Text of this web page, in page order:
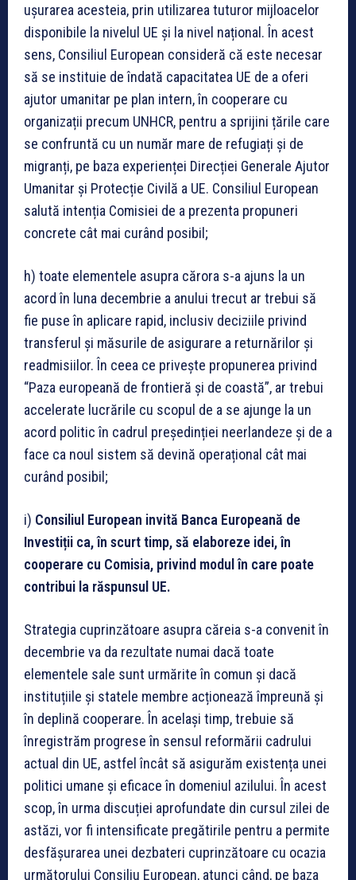
ușurarea acesteia, prin utilizarea tuturor mijloacelor
disponibile la nivelul UE și la nivel național. În acest
sens, Consiliul European consideră că este necesar
să se instituie de îndată capacitatea UE de a oferi
ajutor umanitar pe plan intern, în cooperare cu
organizații precum UNHCR, pentru a sprijini țările care
se confruntă cu un număr mare de refugiați și de
migranți, pe baza experienței Direcției Generale Ajutor
Umanitar și Protecție Civilă a UE. Consiliul European
salută intenția Comisiei de a prezenta propuneri
concrete cât mai curând posibil;
h) toate elementele asupra cărora s-a ajuns la un
acord în luna decembrie a anului trecut ar trebui să
fie puse în aplicare rapid, inclusiv deciziile privind
transferul și măsurile de asigurare a returnărilor și
readmisiilor. În ceea ce privește propunerea privind
“Paza europeană de frontieră și de coastă”, ar trebui
accelerate lucrările cu scopul de a se ajunge la un
acord politic în cadrul președinției neerlandeze și de a
face ca noul sistem să devină operațional cât mai
curând posibil;
i) Consiliul European invită Banca Europeană de
Investiții ca, în scurt timp, să elaboreze idei, în
cooperare cu Comisia, privind modul în care poate
contribui la răspunsul UE.
Strategia cuprinzătoare asupra căreia s-a convenit în
decembrie va da rezultate numai dacă toate
elementele sale sunt urmărite în comun și dacă
instituțiile și statele membre acționează împreună și
în deplină cooperare. În același timp, trebuie să
înregistrăm progrese în sensul reformării cadrului
actual din UE, astfel încât să asigurăm existența unei
politici umane și eficace în domeniul azilului. În acest
scop, în urma discuției aprofundate din cursul zilei de
astăzi, vor fi intensificate pregătirile pentru a permite
desfășurarea unei dezbateri cuprinzătoare cu ocazia
următorului Consiliu European, atunci când, pe baza